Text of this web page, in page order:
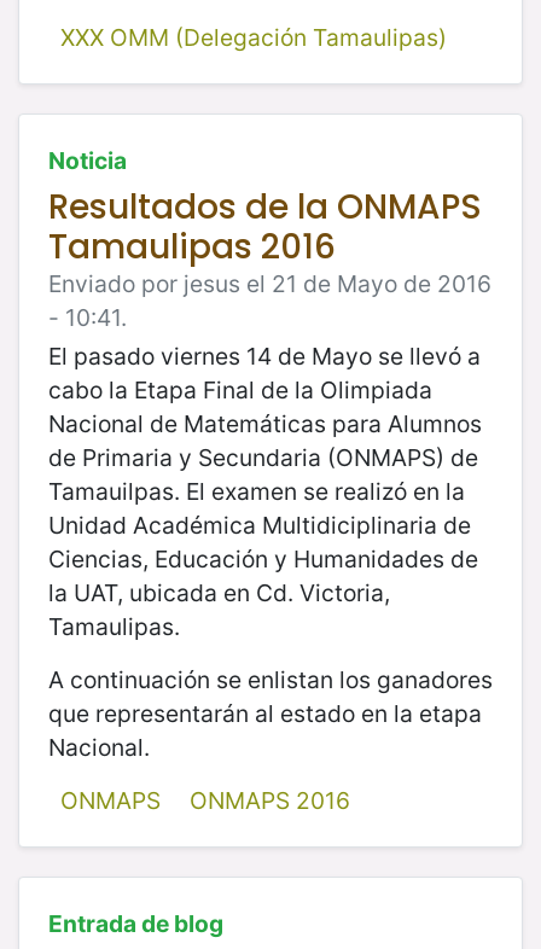
XXX OMM (Delegación Tamaulipas)
Noticia
Resultados de la ONMAPS
Tamaulipas 2016
Enviado por jesus el 21 de Mayo de 2016
- 10:41.
El pasado viernes 14 de Mayo se llevó a
cabo la Etapa Final de la Olimpiada
Nacional de Matemáticas para Alumnos
de Primaria y Secundaria (ONMAPS) de
Tamauilpas. El examen se realizó en la
Unidad Académica Multidiciplinaria de
Ciencias, Educación y Humanidades de
la UAT, ubicada en Cd. Victoria,
Tamaulipas.
A continuación se enlistan los ganadores
que representarán al estado en la etapa
Nacional.
ONMAPS
ONMAPS 2016
Entrada de blog